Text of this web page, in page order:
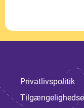
Privatlivspolitik